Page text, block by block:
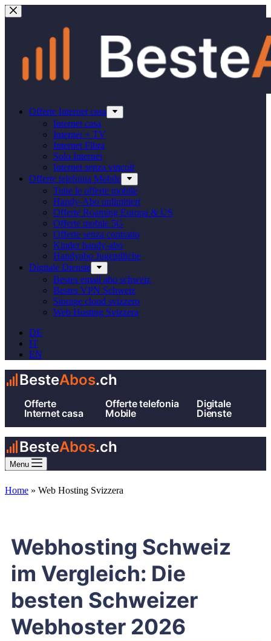
Salta
al
Offerte Internet casa
Internet casa
Internet + TV
Internet Fibra
Solo Internet
Internet senza vincoli
Offerte telefonia Mobile
Tutte le offerte mobile
Handy-Abo unlimitiert
Offerte Roaming Europa & US
Offerte mobile 5G
Offerte senza contratto
Kinder handy-abo
Handyabo Jugendliche
Digitale Dienste
Bestes email abo schweiz
Bestes VPN Schweiz
Storage cloud svizzero
Web Hosting Svizzera
DE
IT
EN
BesteAbos.ch
Offerte
Internet casa
Offerte telefonia
Mobile
Digitale
Dienste
BesteAbos.ch
Menu
Home » Web Hosting Svizzera
Webhosting Schweiz
im Vergleich: Die
besten Schweizer
Webhoster 2026